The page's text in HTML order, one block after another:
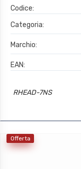
Codice:
Categoria:
Marchio:
EAN:
RHEAD-7NS
Offerta